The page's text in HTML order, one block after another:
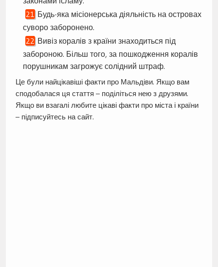
Будь-яка місіонерська діяльність на островах
суворо заборонено.
Вивіз коралів з країни знаходиться під
забороною. Більш того, за пошкодження коралів
порушникам загрожує солідний штраф.
Це були найцікавіші факти про Мальдіви. Якщо вам
сподобалася ця стаття – поділіться нею з друзями.
Якщо ви взагалі любите цікаві факти про міста і країни
– підписуйтесь на сайт.